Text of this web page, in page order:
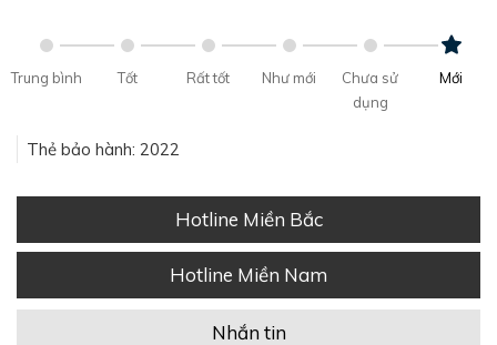
Trung bình Tốt Rất tốt Như mới
Chưa sử
dụng
Mới
Thẻ bảo hành: 2022
Hotline Miền Bắc
Hotline Miền Nam
Nhắn tin